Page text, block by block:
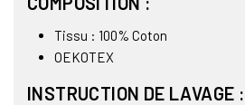
Tissu : 100% Coton
OEKOTEX
INSTRUCTION DE LAVAGE :